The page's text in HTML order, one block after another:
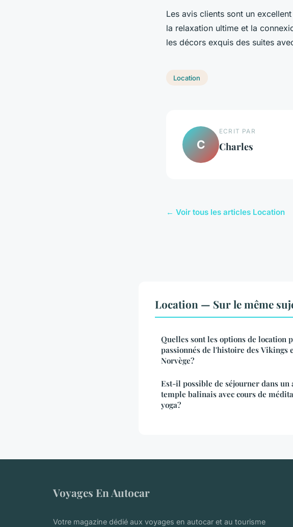
Les avis clients sont un
la relaxation ultime et la
les décors exquis des suites
Location
C
ECRIT PAR
Charles
← Voir tous les articles Location
Location — Sur le même
Quelles sont les options de location
passionnés de l'histoire des Vikings
Norvège?
Est-il possible de séjourner dans un
temple balinais avec cours de
yoga?
Voyages En Autocar
Votre magazine dédié aux voyages en autocar et au tourisme